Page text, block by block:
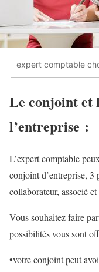
expert comptable
Le conjoint et
l’entreprise :
L’expert comptable
conjoint d’entreprise, 3
collaborateur, associé et
Vous souhaitez faire
possibilités vous sont
•votre conjoint peut